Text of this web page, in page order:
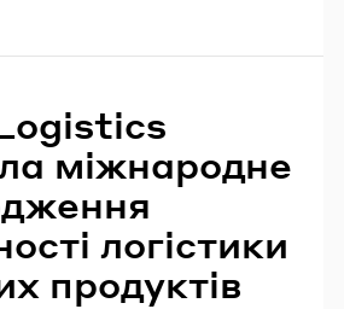
міжнародне
логістики
продуктів